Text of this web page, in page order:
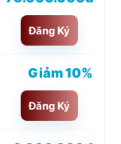
Đăng Ký
Giảm 10%
Đăng Ký